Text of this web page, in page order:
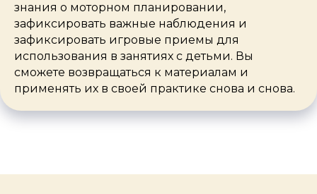
знания о моторном планировании,
зафиксировать важные наблюдения и
зафиксировать игровые приемы для
использования в занятиях с детьми. Вы
сможете возвращаться к материалам и
применять их в своей практике снова и снова.